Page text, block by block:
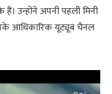
हैं। उन्होंने अपनी पहली मिनी
आधिकारिक यूट्यूब चैनल